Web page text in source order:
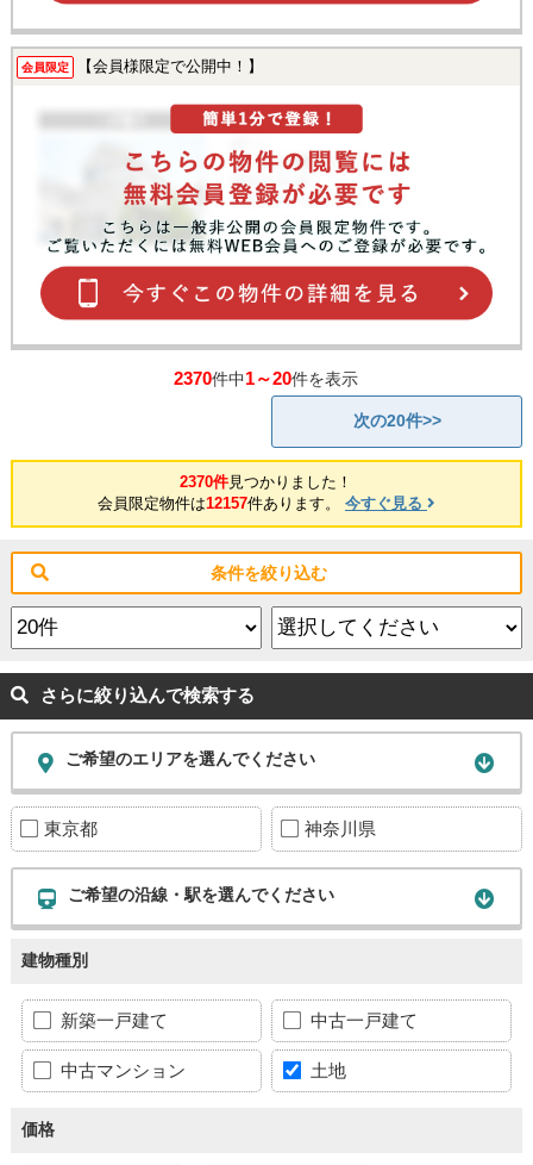
会員限定 【会員様限定で公開中！】
2370件中1～20件を表示
次の20件>>
2370件見つかりました！
会員限定物件は12157件あります。 今すぐ見る
条件を絞り込む
さらに絞り込んで検索する
ご希望のエリアを選んでください
東京都 神奈川県
ご希望の沿線・駅を選んでください
建物種別
新築一戸建て 中古一戸建て
中古マンション 土地
価格